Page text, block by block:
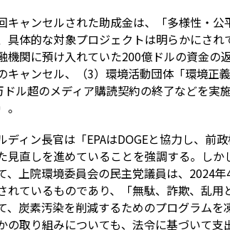
キャンセルされた助成金は、「多様性・
具体的な対象プロジェクトは明らかにさ
機関に預け入れていた200億ドルの資金の
キャンセル、（3）環境活動団体「環境正
ドル超のメディア購読契約の終了などを実
。
ディン長官は「EPAはDOGEと協力し、前
見直しを進めていることを強調する。し
、上院環境委員会の民主党議員は、2024
れているものであり、「無駄、詐欺、乱
、炭素汚染を削減するためのプログラム
の取り組みについても、法令に基づいて